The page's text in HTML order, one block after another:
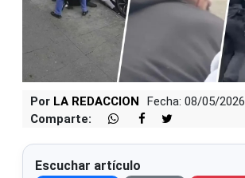
Por LA REDACCION
Fecha: 08/05/2026
Comparte:
Escuchar artículo